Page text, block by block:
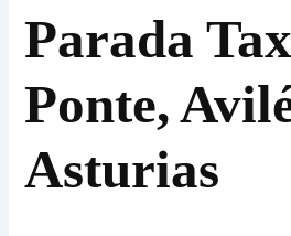
Parada
Ponte,
Asturias